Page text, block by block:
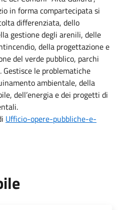
in forma compartecipata si
differenziata, dello
gestione degli arenili, delle
della progettazione e
del verde pubblico, parchi
le problematiche
ambientale, della
dell’energia e dei progetti di
Ufficio-opere-pubbliche-e-